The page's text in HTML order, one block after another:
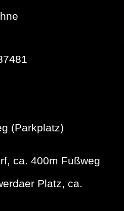
(Parkplatz)
ca. 400m Fußweg
Platz, ca.